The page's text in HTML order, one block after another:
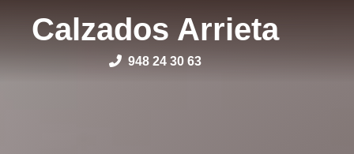
Calzados Arrieta
948 24 30 63